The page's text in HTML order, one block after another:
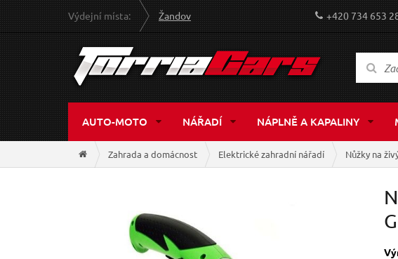
Výdejní místa: Žandov +420 734 653
AUTO-MOTO NÁŘADÍ NÁPLNĚ A KAPALINY
Zahrada a domácnost Elektrické zahradní nářadí Nůžky na